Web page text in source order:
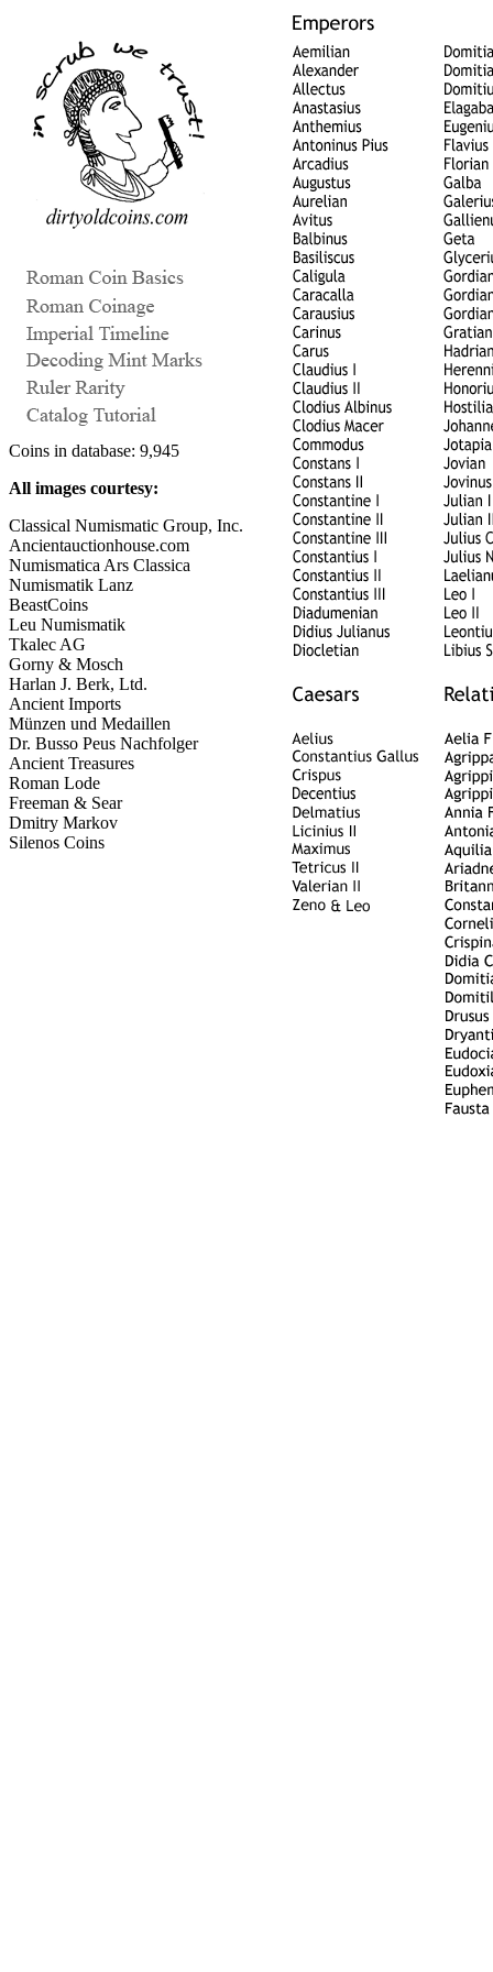
Coins in database: 9,945
All images courtesy:
Classical Numismatic Group, Inc.
Ancientauctionhouse.com
Numismatica Ars Classica
Numismatik Lanz
BeastCoins
Leu Numismatik
Tkalec AG
Gorny & Mosch
Harlan J. Berk, Ltd.
Ancient Imports
Münzen und Medaillen
Dr. Busso Peus Nachfolger
Ancient Treasures
Roman Lode
Freeman & Sear
Dmitry Markov
Silenos Coins